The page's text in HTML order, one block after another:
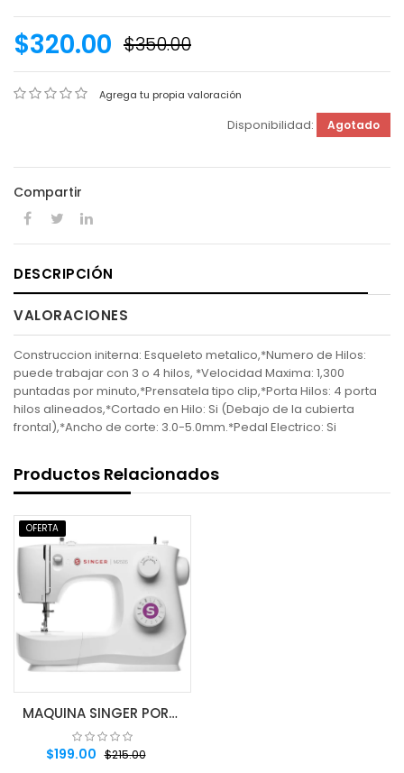
$320.00 $350.00
Agrega tu propia valoración
Disponibilidad: Agotado
Compartir
DESCRIPCIÓN
VALORACIONES
Construccion initerna: Esqueleto metalico,*Numero de Hilos:
puede trabajar con 3 o 4 hilos, *Velocidad Maxima: 1,300
puntadas por minuto,*Prensatela tipo clip,*Porta Hilos: 4 porta
hilos alineados,*Cortado en Hilo: Si (Debajo de la cubierta
frontal),*Ancho de corte: 3.0-5.0mm.*Pedal Electrico: Si
Productos Relacionados
OFERTA
MAQUINA SINGER PORTATIL 10PTS MOD.M2505
$199.00 $215.00